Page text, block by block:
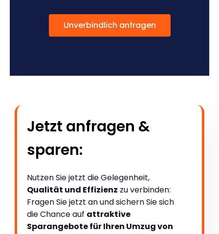
Unverbindlich anfragen
Jetzt anfragen &
sparen:
Nutzen Sie jetzt die Gelegenheit,
Qualität und Effizienz zu verbinden:
Fragen Sie jetzt an und sichern Sie sich
die Chance auf attraktive
Sparangebote für Ihren Umzug von